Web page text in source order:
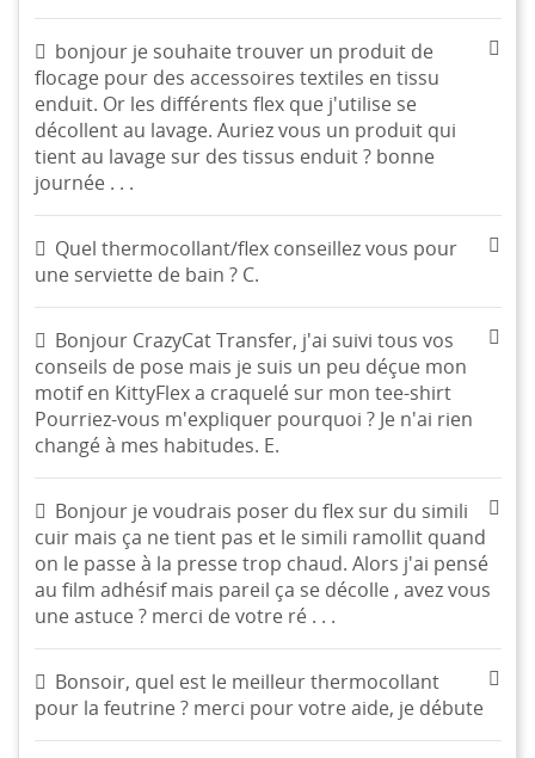
bonjour je souhaite trouver un produit de
flocage pour des accessoires textiles en tissu
enduit. Or les différents flex que j'utilise se
décollent au lavage. Auriez vous un produit qui
tient au lavage sur des tissus enduit ? bonne
journée . . .
Quel thermocollant/flex conseillez vous pour
une serviette de bain ? C.
Bonjour CrazyCat Transfer, j'ai suivi tous vos
conseils de pose mais je suis un peu déçue mon
motif en KittyFlex a craquelé sur mon tee-shirt
Pourriez-vous m'expliquer pourquoi ? Je n'ai rien
changé à mes habitudes. E.
Bonjour je voudrais poser du flex sur du simili
cuir mais ça ne tient pas et le simili ramollit quand
on le passe à la presse trop chaud. Alors j'ai pensé
au film adhésif mais pareil ça se décolle , avez vous
une astuce ? merci de votre ré . . .
Bonsoir, quel est le meilleur thermocollant
pour la feutrine ? merci pour votre aide, je débute